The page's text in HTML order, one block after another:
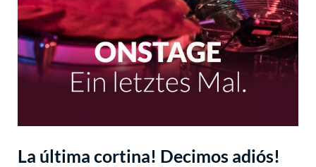
La última cortina! Decimos adiós!